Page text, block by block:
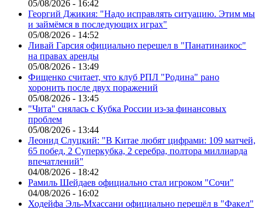
05/08/2026 - 16:42
Георгий Джикия: "Надо исправлять ситуацию. Этим мы
и займёмся в последующих играх"
05/08/2026 - 14:52
Ливай Гарсия официально перешел в "Панатинаикос"
на правах аренды
05/08/2026 - 13:49
Фищенко считает, что клуб РПЛ "Родина" рано
хоронить после двух поражений
05/08/2026 - 13:45
"Чита" снялась с Кубка России из-за финансовых
проблем
05/08/2026 - 13:44
Леонид Слуцкий: "В Китае любят цифрами: 109 матчей,
65 побед, 2 Суперкубка, 2 серебра, полтора миллиарда
впечатлений"
04/08/2026 - 18:42
Рамиль Шейдаев официально стал игроком "Сочи"
04/08/2026 - 16:02
Ходейфа Эль-Мхассани официально перешёл в "Факел"